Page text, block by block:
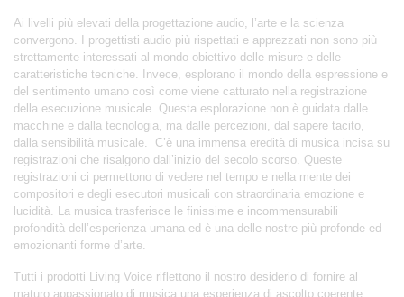
Ai livelli più elevati della progettazione audio, l’arte e la scienza
convergono. I progettisti audio più rispettati e apprezzati non sono più
strettamente interessati al mondo obiettivo delle misure e delle
caratteristiche tecniche. Invece, esplorano il mondo della espressione e
del sentimento umano così come viene catturato nella registrazione
della esecuzione musicale. Questa esplorazione non è guidata dalle
macchine e dalla tecnologia, ma dalle percezioni, dal sapere tacito,
dalla sensibilità musicale. C’è una immensa eredità di musica incisa su
registrazioni che risalgono dall’inizio del secolo scorso. Queste
registrazioni ci permettono di vedere nel tempo e nella mente dei
compositori e degli esecutori musicali con straordinaria emozione e
lucidità. La musica trasferisce le finissime e incommensurabili
profondità dell’esperienza umana ed è una delle nostre più profonde ed
emozionanti forme d’arte.
Tutti i prodotti Living Voice riflettono il nostro desiderio di fornire al
maturo appassionato di musica una esperienza di ascolto coerente,